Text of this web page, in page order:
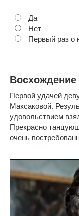
Да
Нет
Первый раз о
Первой удачей
Максаковой.
удовольствием
Прекрасно
очень